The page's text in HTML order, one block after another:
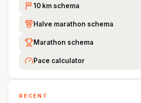
10 10 km schema
Halve marathon schema
Marathon schema
Pace calculator
RECENT